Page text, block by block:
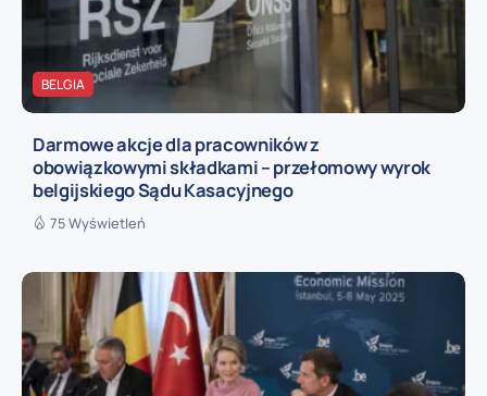
BELGIA
Darmowe akcje dla pracowników z
obowiązkowymi składkami – przełomowy wyrok
belgijskiego Sądu Kasacyjnego
75 Wyświetleń